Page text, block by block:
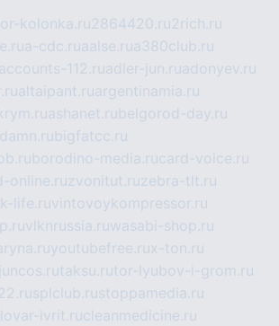
kolonka.ru2864420.ru2rich.ru
a-cdc.ruaalse.rua380club.ru
accounts-112.ruadler-jun.ruadonyev.ru
altaipant.ruargentinamia.ru
ashanet.rubelgorod-day.ru
bigfatcc.ru
borodino-media.rucard-voice.ru
online.ruzvonitut.ruzebra-tlt.ru
life.ruvintovoykompressor.ru
vlknrussia.ruwasabi-shop.ru
youtubefree.rux-ton.ru
taksu.rutor-lyubov-i-grom.ru
splclub.rustoppamedia.ru
ivrit.rucleanmedicine.ru